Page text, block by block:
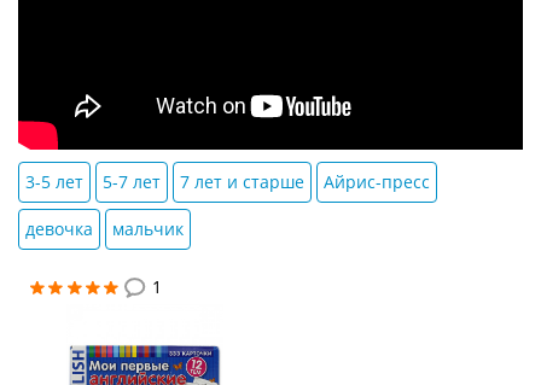
3-5 лет 5-7 лет 7 лет и старше Айрис-пресс
девочка мальчик
1